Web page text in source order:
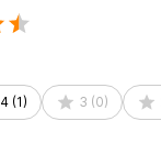
4 (1) 3 (0)